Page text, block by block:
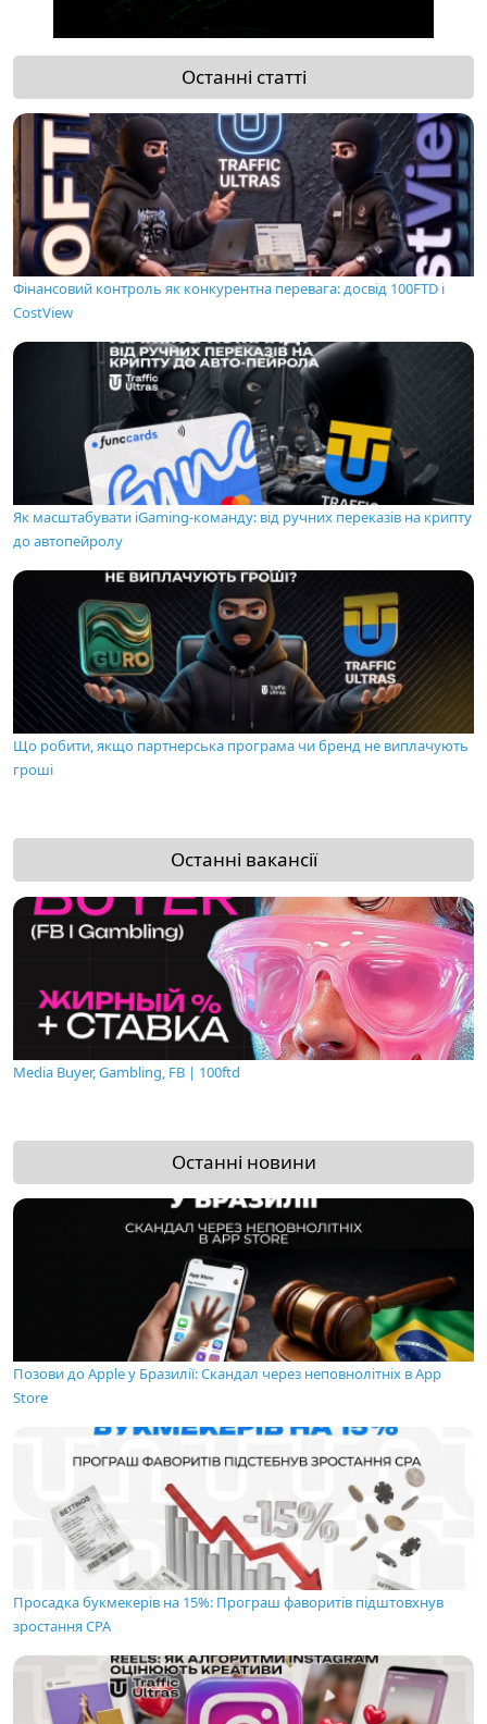
Останні статті
Фінансовий контроль як конкурентна перевага: досвід 100FTD і
CostView
Як масштабувати iGaming-команду: від ручних переказів на крипту
до автопейролу
Що робити, якщо партнерська програма чи бренд не виплачують
гроші
Останні вакансії
Media Buyer, Gambling, FB | 100ftd
Останні новини
Позови до Apple у Бразилії: Скандал через неповнолітніх в App
Store
Просадка букмекерів на 15%: Програш фаворитів підштовхнув
зростання CPA